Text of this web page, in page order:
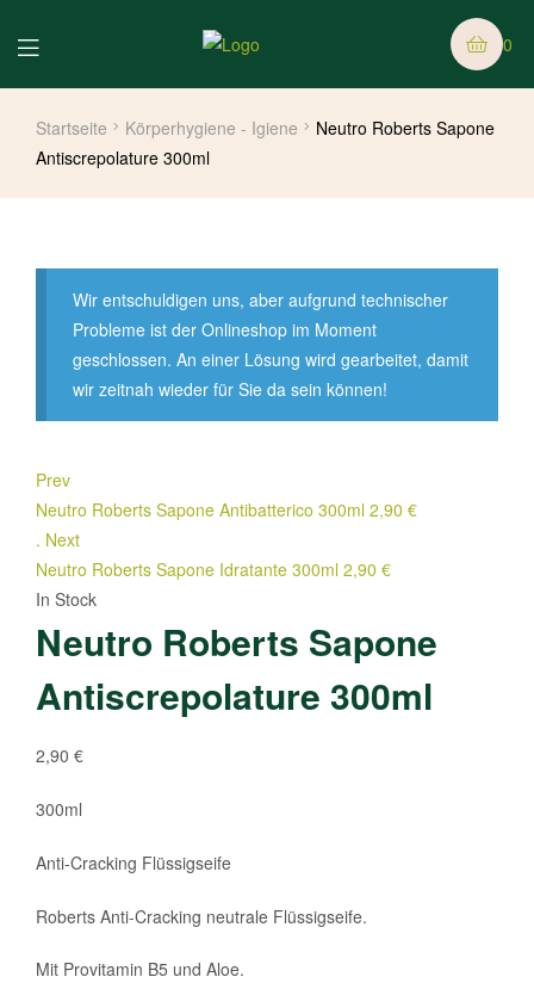
0
Startseite Körperhygiene - Igiene
Neutro Roberts Sapone
Antiscrepolature 300ml
Wir entschuldigen uns, aber aufgrund technischer
Probleme ist der Onlineshop im Moment
geschlossen. An einer Lösung wird gearbeitet, damit
wir zeitnah wieder für Sie da sein können!
Prev
Neutro Roberts Sapone Antibatterico 300ml 2,90 €
. Next
Neutro Roberts Sapone Idratante 300ml 2,90 €
In Stock
Neutro Roberts Sapone
Antiscrepolature 300ml
2,90 €
300ml
Anti-Cracking Flüssigseife
Roberts Anti-Cracking neutrale Flüssigseife.
Mit Provitamin B5 und Aloe.